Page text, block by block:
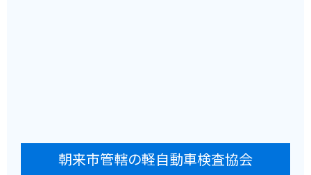
朝来市管轄の軽自動車検査協会